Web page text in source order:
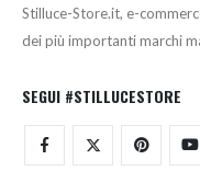
Stilluce-Store.it, e-
dei più importanti marchi
SEGUI #STILLUCESTORE